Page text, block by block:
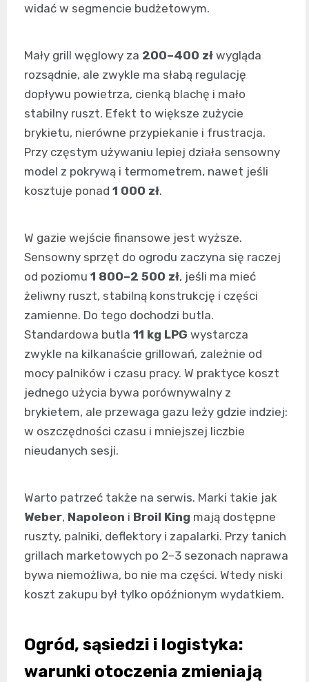
widać w segmencie budżetowym.
Mały grill węglowy za 200–400 zł wygląda
rozsądnie, ale zwykle ma słabą regulację
dopływu powietrza, cienką blachę i mało
stabilny ruszt. Efekt to większe zużycie
brykietu, nierówne przypiekanie i frustracja.
Przy częstym używaniu lepiej działa sensowny
model z pokrywą i termometrem, nawet jeśli
kosztuje ponad 1 000 zł.
W gazie wejście finansowe jest wyższe.
Sensowny sprzęt do ogrodu zaczyna się raczej
od poziomu 1 800–2 500 zł, jeśli ma mieć
żeliwny ruszt, stabilną konstrukcję i części
zamienne. Do tego dochodzi butla.
Standardowa butla 11 kg LPG wystarcza
zwykle na kilkanaście grillowań, zależnie od
mocy palników i czasu pracy. W praktyce koszt
jednego użycia bywa porównywalny z
brykietem, ale przewaga gazu leży gdzie indziej:
w oszczędności czasu i mniejszej liczbie
nieudanych sesji.
Warto patrzeć także na serwis. Marki takie jak
Weber, Napoleon i Broil King mają dostępne
ruszty, palniki, deflektory i zapalarki. Przy tanich
grillach marketowych po 2–3 sezonach naprawa
bywa niemożliwa, bo nie ma części. Wtedy niski
koszt zakupu był tylko opóźnionym wydatkiem.
Ogród, sąsiedzi i logistyka:
warunki otoczenia zmieniają